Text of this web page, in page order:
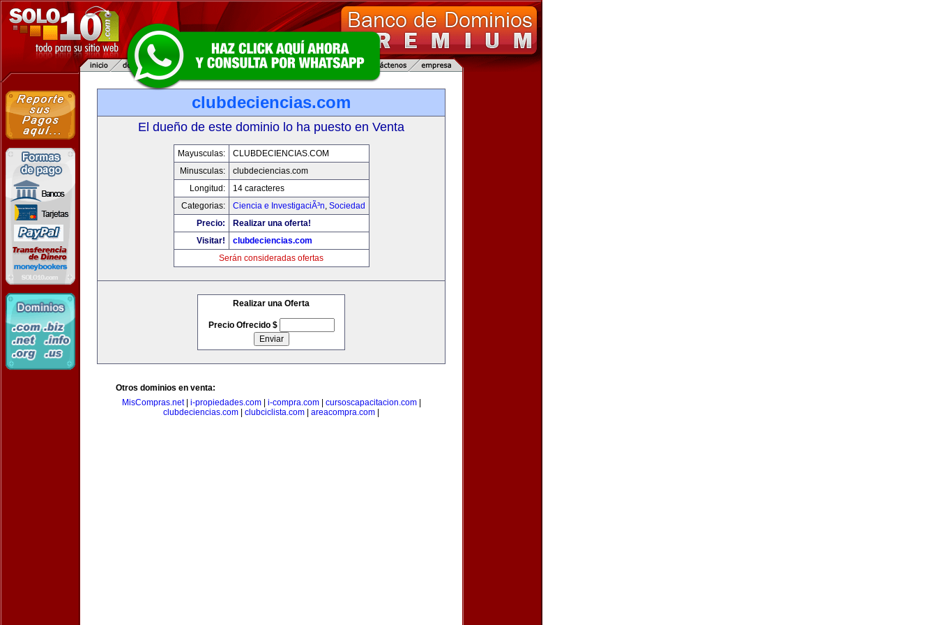
clubdeciencias.com
El dueño de este dominio lo ha puesto en Venta
Mayusculas:
CLUBDECIENCIAS.COM
Minusculas:
clubdeciencias.com
Longitud:
14 caracteres
Categorias:
Ciencia e InvestigaciÃ³n, Sociedad
Precio:
Realizar una oferta!
Visitar!
clubdeciencias.com
Serán consideradas ofertas
Realizar una Oferta
Precio Ofrecido $
Otros dominios en venta:
MisCompras.net| i-propiedades.com| i-compra.com| cursoscapacitacion.com|
clubdeciencias.com
clubciclista.com areacompra.com